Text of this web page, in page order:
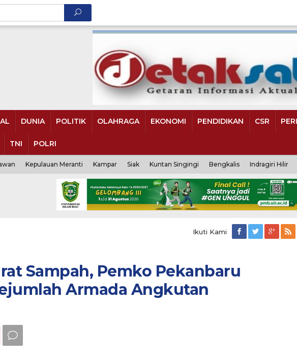
DUNIA POLITIK OLAHRAGA EKONOMI PENDIDIKAN CSR
TNI POLRI
Kepulauan Meranti Kampar Siak Kuntan Singingi Bengkalis Indragiri Hilir
Ikuti Kami
Sampah, Pemko Pekanbaru
Armada Angkutan